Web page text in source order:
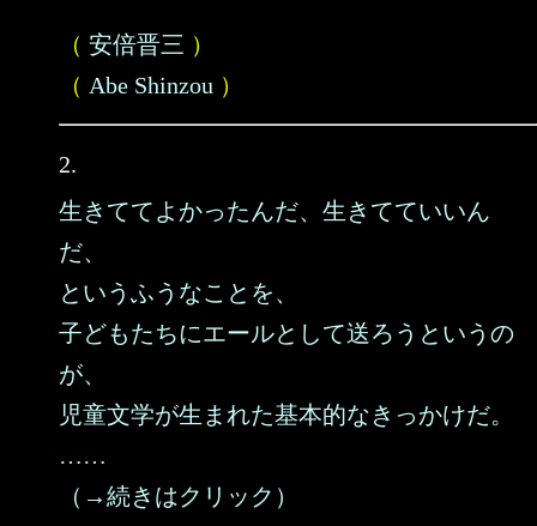
（ 安倍晋三 ）
（ Abe Shinzou ）
2.
生きててよかったんだ、生きてていいん
だ、
というふうなことを、
子どもたちにエールとして送ろうというの
が、
児童文学が生まれた基本的なきっかけだ。
……
（→続きはクリック）